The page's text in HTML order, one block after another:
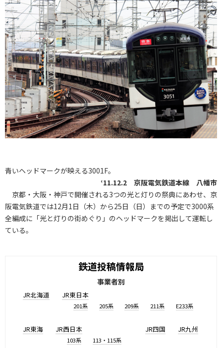
青いヘッドマークが映える3001F。
‘11.12.2 京阪電気鉄道本線 八幡市
京都・大阪・神戸で開催される3つの光と灯りの祭典にあわせ、京
阪電気鉄道では12月1日（木）から25日（日）までの予定で3000系
全編成に「光と灯りの街めぐり」のヘッドマークを掲出して運転し
ている。
鉄道投稿情報局
事業者別
JR北海道 JR東日本
201系 205系 209系 211系 E233系
JR東海 JR西日本
103系 113・115系
JR四国 JR九州